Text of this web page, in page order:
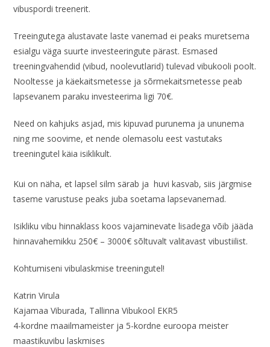
vibuspordi treenerit.
Treeingutega alustavate laste vanemad ei peaks muretsema
esialgu väga suurte investeeringute pärast. Esmased
treeningvahendid (vibud, noolevutlarid) tulevad vibukooli poolt.
Nooltesse ja käekaitsmetesse ja sõrmekaitsmetesse peab
lapsevanem paraku investeerima ligi 70€.
Need on kahjuks asjad, mis kipuvad purunema ja ununema
ning me soovime, et nende olemasolu eest vastutaks
treeningutel käia isiklikult.
Kui on näha, et lapsel silm särab ja huvi kasvab, siis järgmise
taseme varustuse peaks juba soetama lapsevanemad.
Isikliku vibu hinnaklass koos vajaminevate lisadega võib jääda
hinnavahemikku 250€ – 3000€ sõltuvalt valitavast vibustiilist.
Kohtumiseni vibulaskmise treeningutel!
Katrin Virula
Kajamaa Viburada, Tallinna Vibukool EKR5
4-kordne maailmameister ja 5-kordne euroopa meister
maastikuvibu laskmises